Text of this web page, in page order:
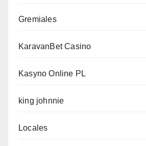
Gremiales
KaravanBet Casino
Kasyno Online PL
king johnnie
Locales